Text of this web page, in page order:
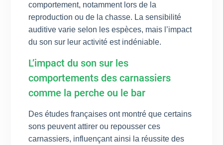
comportement, notamment lors de la
reproduction ou de la chasse. La sensibilité
auditive varie selon les espèces, mais l’impact
du son sur leur activité est indéniable.
L’impact du son sur les
comportements des carnassiers
comme la perche ou le bar
Des études françaises ont montré que certains
sons peuvent attirer ou repousser ces
carnassiers, influençant ainsi la réussite des